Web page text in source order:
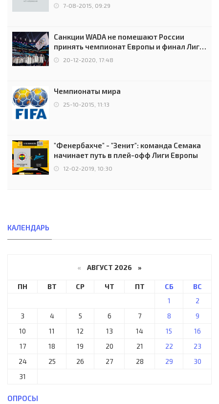
7-08-2015, 09:29
Санкции WADA не помешают России
принять чемпионат Европы и финал Лиги
чемпионов.
20-12-2020, 17:48
Чемпионаты мира
25-10-2015, 11:13
"Фенербахче" - "Зенит": команда Семака
начинает путь в плей-офф Лиги Европы
12-02-2019, 10:30
КАЛЕНДАРЬ
« АВГУСТ 2026 »
ПН ВТ СР ЧТ ПТ СБ
ВС
1
2
3
4 5 6 7 8
9
10
11 12 13 14 15
16
17
18 19 20 21 22
23
24
25 26 27 28 29
30
31
ОПРОСЫ